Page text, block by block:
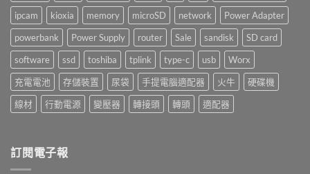
ipcam
kioxia memory microSD network
Power Adapter
powerbank
Power Supply router Sale sandisk
SD card
software
ssd toshiba tplink type-c usb
Worx
充電電池
存儲裝置 尿袋 手提電腦適配器 火牛
硬碟機
線材
行動電源 變壓器 轉接頭 轉頭 適配器
訂閱電子報